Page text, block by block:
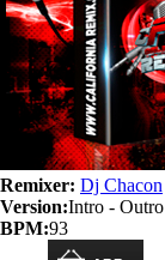
Remixer: Dj Chacon
Version:Intro - Outro
BPM:93